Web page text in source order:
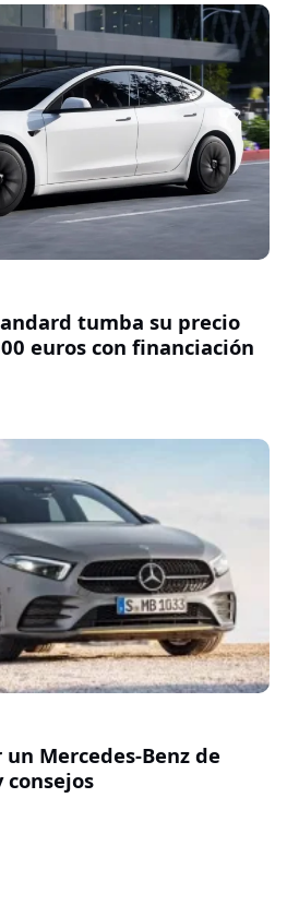
tumba su precio
euros con financiación
Mercedes-Benz de
consejos